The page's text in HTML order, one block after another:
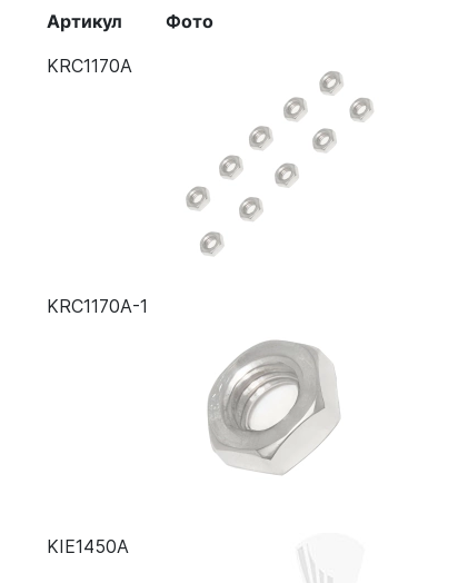
Артикул Фото
KRC1170A
KRC1170A-1
KIE1450A